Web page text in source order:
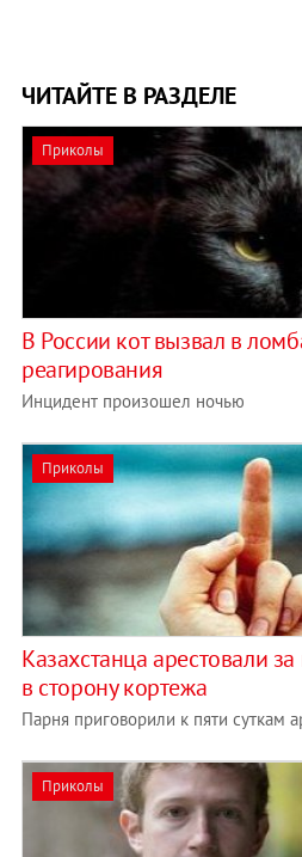
ЧИТАЙТЕ В РАЗДЕЛЕ
Приколы
В России кот вызвал в
реагирования
Инцидент произошел ночью
Приколы
Казахстанца арестовали
в сторону кортежа
Парня приговорили к пяти суткам
Приколы